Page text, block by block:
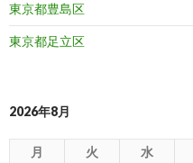
東京都豊島区
東京都足立区
2026年8月
月 火 水